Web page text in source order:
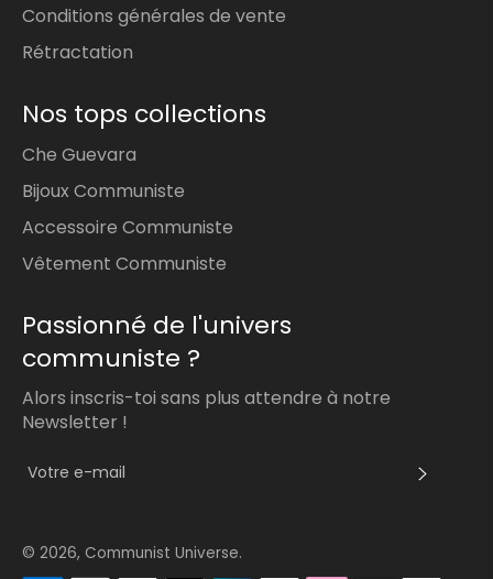
Conditions générales de vente
Rétractation
Nos tops collections
Che Guevara
Bijoux Communiste
Accessoire Communiste
Vêtement Communiste
Passionné de l'univers
communiste ?
Alors inscris-toi sans plus attendre à notre
Newsletter !
© 2026, Communist Universe.